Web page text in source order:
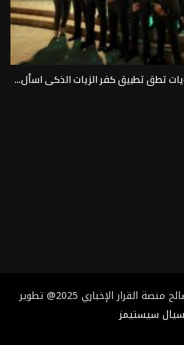
تطق تطبيق كفر الزيات الذكى اسأل...
الإخباري 2025@ تطوير
سيستيمز